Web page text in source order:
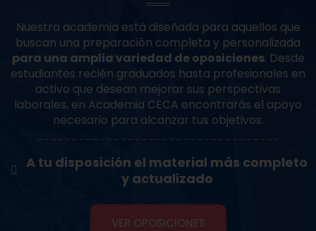
Nuestra academia está diseñada para aquellos que
buscan una preparación completa y personalizada
para una amplia variedad de oposiciones. Desde
estudiantes recién graduados hasta profesionales en
activo que desean mejorar sus perspectivas
laborales, en Academia CECA encontrarás el apoyo
necesario para alcanzar tus objetivos.
A tu disposición el material más completo
y actualizado
VER OPOSICIONES